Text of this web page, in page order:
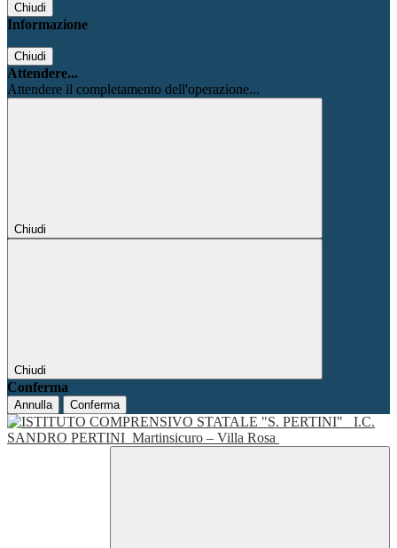
Chiudi
Informazione
Chiudi
Attendere...
Attendere il completamento dell'operazione...
Chiudi
Chiudi
Conferma
Annulla Conferma
I.C.
SANDRO PERTINI Martinsicuro – Villa Rosa